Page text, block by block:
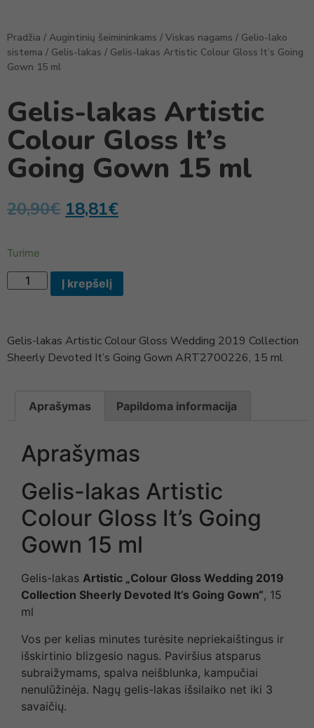
Pradžia / Augintinių šeimininkams / Viskas nagams / Gelio-lako
sistema / Gelis-lakas / Gelis-lakas Artistic Colour Gloss It’s Going
Gown 15 ml
Gelis-lakas Artistic
Colour Gloss It’s
Going Gown 15 ml
20,90€ 18,81€
Turime
Į krepšelį
Gelis-lakas Artistic Colour Gloss Wedding 2019 Collection
Sheerly Devoted It’s Going Gown ART2700226, 15 ml
Aprašymas Papildoma informacija
Aprašymas
Gelis-lakas Artistic
Colour Gloss It’s Going
Gown 15 ml
Gelis-lakas Artistic „Colour Gloss Wedding 2019
Collection Sheerly Devoted It’s Going Gown“, 15
ml
Vos per kelias minutes turėsite nepriekaištingus ir
išskirtinio blizgesio nagus. Paviršius atsparus
subraižymams, spalva neišblunka, kampučiai
nenulūžinėja. Nagų gelis-lakas išsilaiko net iki 3
savaičių.